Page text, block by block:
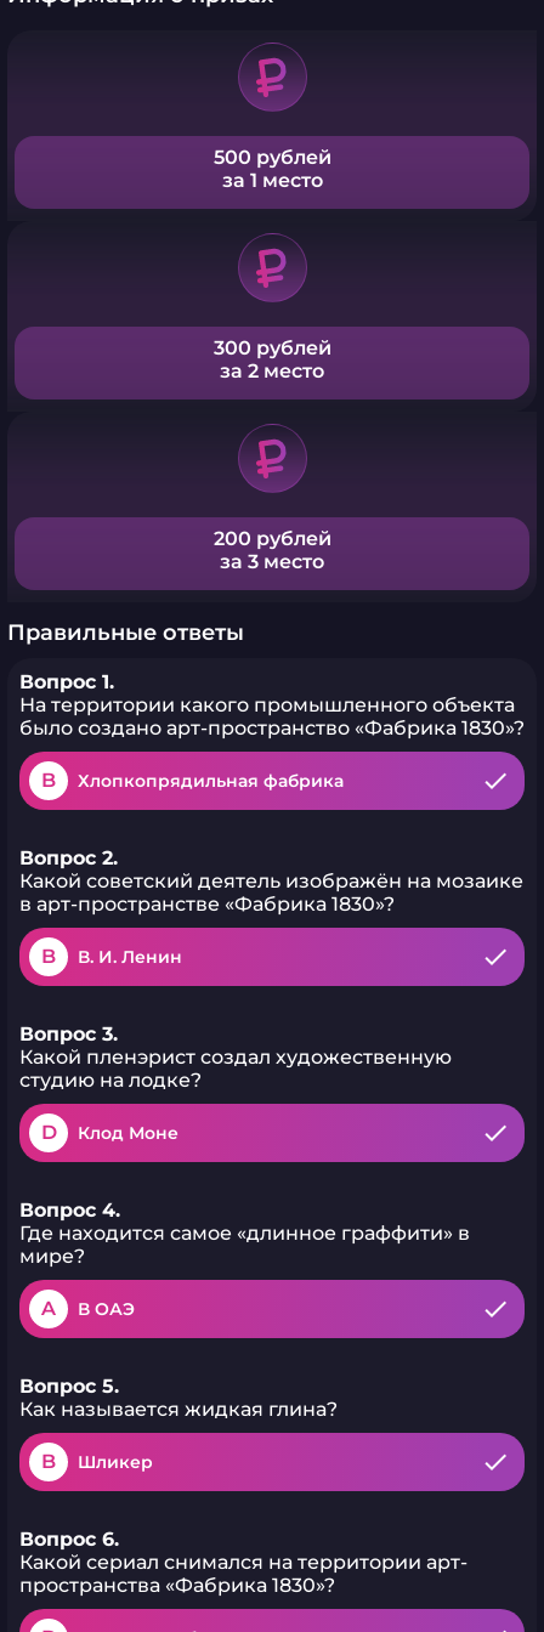
500 рублей
за 1 место
300 рублей
за 2 место
200 рублей
за 3 место
Правильные ответы
Вопрос 1.
На территории какого промышленного объекта
было создано арт-пространство «Фабрика 1830»?
B Хлопкопрядильная фабрика
Вопрос 2.
Какой советский деятель изображён на мозаике
в арт-пространстве «Фабрика 1830»?
B В. И. Ленин
Вопрос 3.
Какой пленэрист создал художественную
студию на лодке?
D Клод Моне
Вопрос 4.
Где находится самое «длинное граффити» в
мире?
A В ОАЭ
Вопрос 5.
Как называется жидкая глина?
B Шликер
Вопрос 6.
Какой сериал снимался на территории арт-
пространства «Фабрика 1830»?